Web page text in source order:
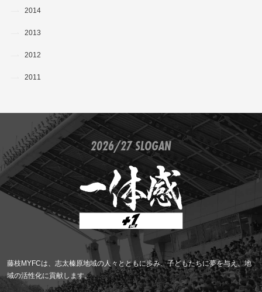
2014
2013
2012
2011
2026/27 SLOGAN
藤枝MYFCは、志太榛原地域の人々とともに歩み、子どもたちに夢を与え、地
域の活性化に貢献します。